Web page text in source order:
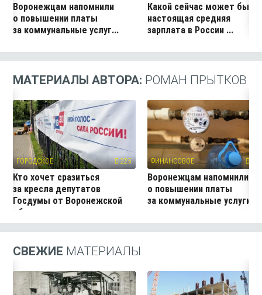
Воронежцам напомнили
о повышении платы
за коммунальные услуг...
Какой сейчас может быть
настоящая средняя
зарплата в России ...
МАТЕРИАЛЫ АВТОРА: РОМАН ПРЫТКОВ
ГОРОДСКОЕ 225
Кто хочет сразиться
за кресла депутатов
Госдумы от Воронежской
области
ФИНАНСОВОЕ
Воронежцам напомнили
о повышении платы
за коммунальные услуги
СВЕЖИЕ МАТЕРИАЛЫ